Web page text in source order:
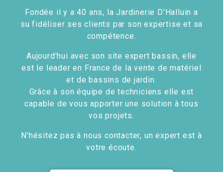
Fondée il y a 40 ans, la Jardinerie D'Halluin a
su fidéliser ses clients par son expertise et sa
compétence.
Aujourd'hui avec son site expert bassin, elle
est le leader en France de la vente de matériel
et de bassins de jardin.
Grâce à son équipe de techniciens elle est
capable de vous apporter une solution à tous
vos projets.
N'hésitez pas à nous contacter, un expert est à
votre écoute.